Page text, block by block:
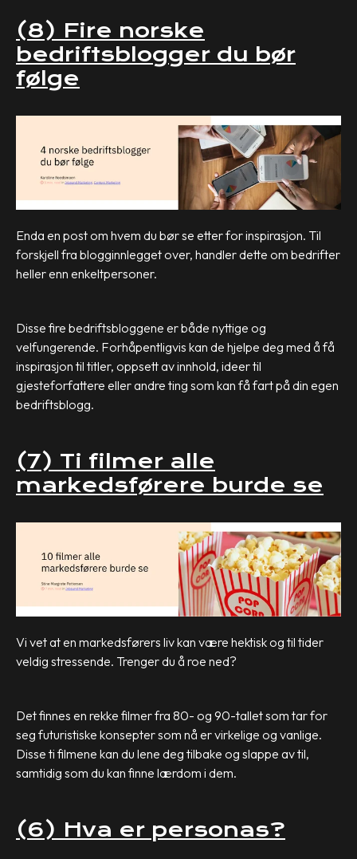
(8) Fire norske
bedriftsblogger du bør
følge
Enda en post om hvem du bør se etter for inspirasjon. Til
forskjell fra blogginnlegget over, handler dette om bedrifter
heller enn enkeltpersoner.
Disse fire bedriftsbloggene er både nyttige og
velfungerende. Forhåpentligvis kan de hjelpe deg med å få
inspirasjon til titler, oppsett av innhold, ideer til
gjesteforfattere eller andre ting som kan få fart på din egen
bedriftsblogg.
(7) Ti filmer alle
markedsførere burde se
Vi vet at en markedsførers liv kan være hektisk og til tider
veldig stressende. Trenger du å roe ned?
Det finnes en rekke filmer fra 80- og 90-tallet som tar for
seg futuristiske konsepter som nå er virkelige og vanlige.
Disse ti filmene kan du lene deg tilbake og slappe av til,
samtidig som du kan finne lærdom i dem.
(6) Hva er personas?